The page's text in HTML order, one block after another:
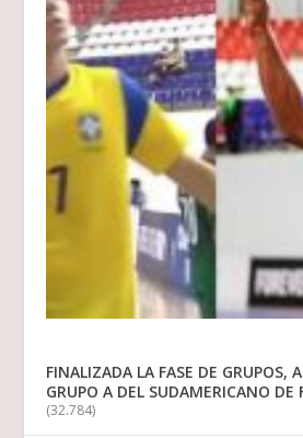
FINALIZADA LA FASE DE GRUPOS,
GRUPO A DEL SUDAMERICANO DE
(32.784)